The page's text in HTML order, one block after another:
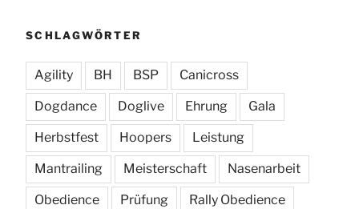
SCHLAGWÖRTER
Agility BH BSP Canicross
Dogdance Doglive Ehrung Gala
Herbstfest Hoopers Leistung
Mantrailing Meisterschaft Nasenarbeit
Obedience Prüfung Rally Obedience